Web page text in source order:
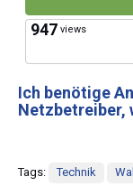
947 views
Ich benötige
Netzbetreiber,
Tags: Technik